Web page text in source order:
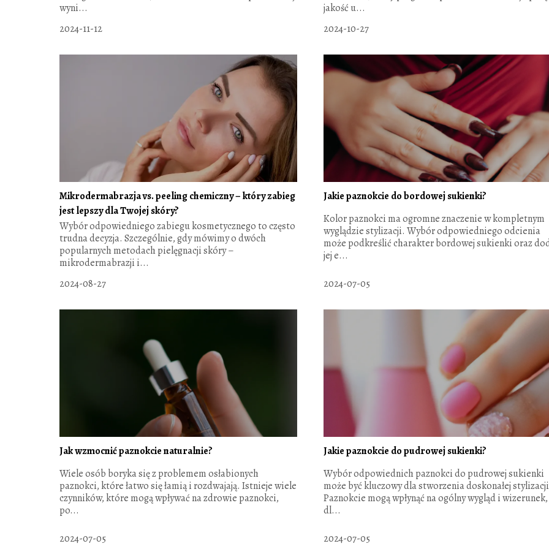
wyni...
2024-11-12
jakość u...
2024-10-27
Mikrodermabrazja vs. peeling chemiczny – który zabieg
jest lepszy dla Twojej skóry?
Wybór odpowiedniego zabiegu kosmetycznego to często
trudna decyzja. Szczególnie, gdy mówimy o dwóch
popularnych metodach pielęgnacji skóry –
mikrodermabrazji i...
2024-08-27
Jakie paznokcie do bordowej sukienki?
Kolor paznokci ma ogromne znaczenie w kompletnym
wyglądzie stylizacji. Wybór odpowiedniego odcienia
może podkreślić charakter bordowej sukienki oraz
jej e...
2024-07-05
Jak wzmocnić paznokcie naturalnie?
Wiele osób boryka się z problemem osłabionych
paznokci, które łatwo się łamią i rozdwajają. Istnieje wiele
czynników, które mogą wpływać na zdrowie paznokci,
po...
2024-07-05
Jakie paznokcie do pudrowej sukienki?
Wybór odpowiednich paznokci do pudrowej sukienki
może być kluczowy dla stworzenia doskonałej
Paznokcie mogą wpłynąć na ogólny wygląd i wizerunek,
dl...
2024-07-05